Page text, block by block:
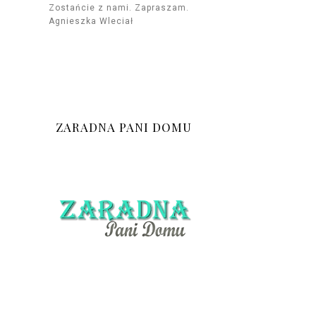
Zostańcie z nami. Zapraszam.
Agnieszka Wleciał
ZARADNA PANI DOMU